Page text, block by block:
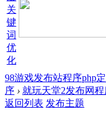
98游戏发布站程序php
序 › 就玩天堂2发布网
返回列表 发布主题